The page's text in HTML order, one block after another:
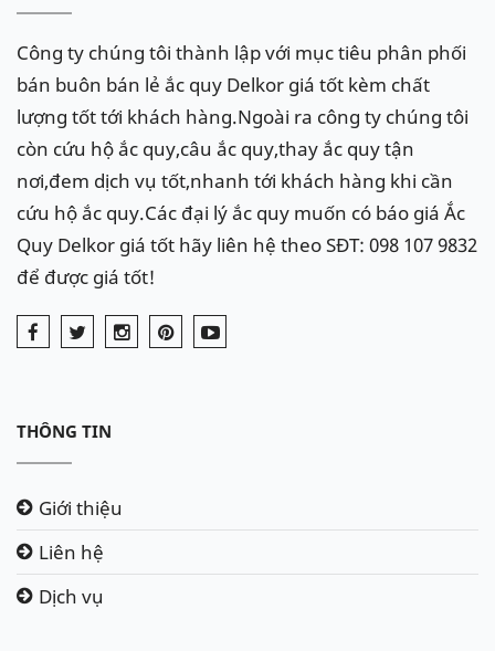
Công ty chúng tôi thành lập với mục tiêu phân phối
bán buôn bán lẻ ắc quy Delkor giá tốt kèm chất
lượng tốt tới khách hàng.Ngoài ra công ty chúng tôi
còn cứu hộ ắc quy,câu ắc quy,thay ắc quy tận
nơi,đem dịch vụ tốt,nhanh tới khách hàng khi cần
cứu hộ ắc quy.Các đại lý ắc quy muốn có báo giá Ắc
Quy Delkor giá tốt hãy liên hệ theo SĐT: 098 107 9832
để được giá tốt!
THÔNG TIN
Giới thiệu
Liên hệ
Dịch vụ